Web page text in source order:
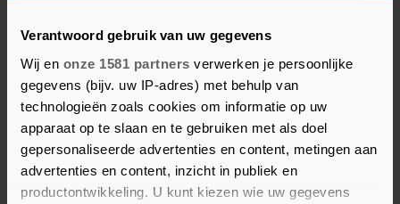
Verantwoord gebruik van uw gegevens
Wij en onze 1581 partners verwerken je persoonlijke
gegevens (bijv. uw IP-adres) met behulp van
technologieën zoals cookies om informatie op uw
apparaat op te slaan en te gebruiken met als doel
gepersonaliseerde advertenties en content, metingen aan
advertenties en content, inzicht in publiek en
productontwikkeling. U kunt kiezen wie uw gegevens